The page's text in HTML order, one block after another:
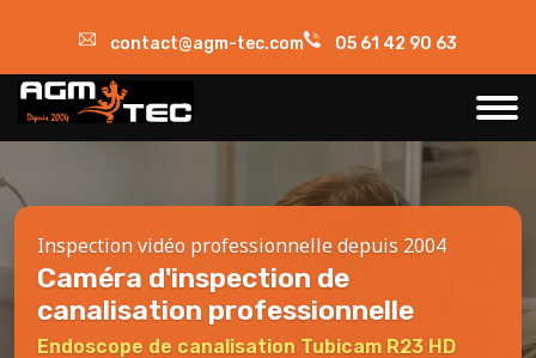
contact@agm-tec.com 05 61 42 90 63
Inspection vidéo professionnelle depuis 2004
Caméra d'inspection de
canalisation professionnelle
Endoscope de canalisation Tubicam R23 HD